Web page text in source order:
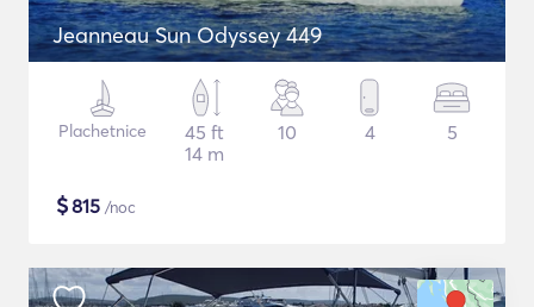
Jeanneau Sun Odyssey 449
Plachetnice
45 ft
14 m
10 4 5
$815 /noc